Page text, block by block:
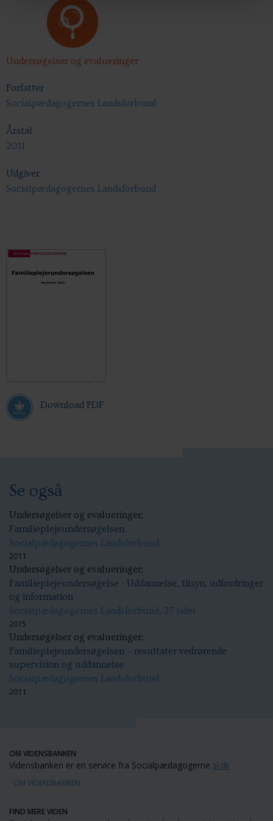
Undersøgelser og evalueringer
Forfatter
Socialpædagogernes Landsforbund
Årstal
2011
Udgiver
Socialpædagogernes Landsforbund
Download PDF
Se også
Undersøgelser og evalueringer;
Familieplejeundersøgelsen
Socialpædagogernes Landsforbund
2011
Undersøgelser og evalueringer;
Familieplejeundersøgelse - Uddannelse, tilsyn, udfordringer
og information
Socialpædagogernes Landsforbund, 27 sider
2015
Undersøgelser og evalueringer;
Familieplejeundersøgelsen – resultater vedrørende
supervision og uddannelse
Socialpædagogernes Landsforbund
2011
OM VIDENSBANKEN
Vidensbanken er en service fra Socialpædagogerne sl.dk
OM VIDENSBANKEN
FIND MERE VIDEN